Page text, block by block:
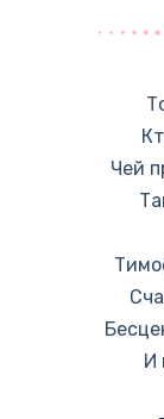
Чей
И